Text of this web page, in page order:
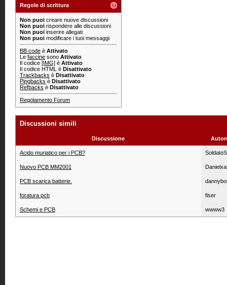
Regole di scrittura
Non puoi creare nuove discussioni
Non puoi rispondere alle discussioni
Non puoi inserire allegati
Non puoi modificare i tuoi messaggi
BB code è Attivato
Le faccine sono Attivato
Il codice [IMG] è Attivato
Il codice HTML è Disattivato
Trackbacks è Disattivato
Pingbacks è Disattivato
Refbacks è Disattivato
Regolamento Forum
Discussioni simili
Discussione
Acido muriatico per i PCB?
Nuovo PCB MM2001
PCB scarica batterie.
foratura pcb fiser
Schemi e PCB wwww3